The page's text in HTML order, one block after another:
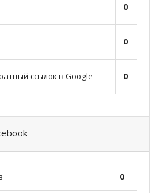
0
0
ссылок в Google 0
0